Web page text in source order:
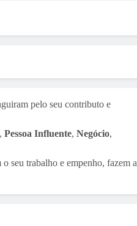
pelo seu contributo e
, Pessoa Influente, Negócio,
seu trabalho e empenho, fazem a